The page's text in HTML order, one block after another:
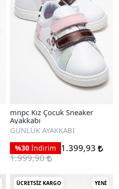
mnpc Kız Çocuk Sneaker
Ayakkabı
GÜNLÜK AYAKKABI
%30 İndirim
1.399,93
1.999,90
ÜCRETSIZ KARGO YENI